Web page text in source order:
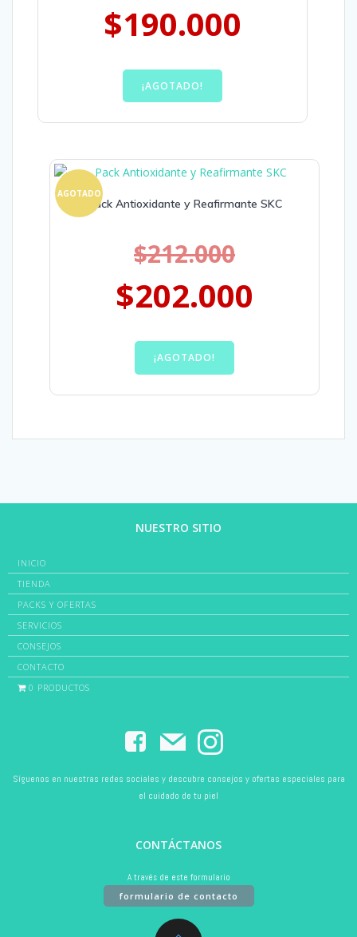
$190.000
¡AGOTADO!
AGOTADO
Pack Antioxidante y Reafirmante SKC
$212.000
$202.000
¡AGOTADO!
NUESTRO SITIO
INICIO
TIENDA
PACKS Y OFERTAS
SERVICIOS
CONSEJOS
CONTACTO
0 PRODUCTOS
Síguenos en nuestras redes sociales y descubre consejos y ofertas especiales para
el cuidado de tu piel
CONTÁCTANOS
A través de este formulario
formulario de contacto